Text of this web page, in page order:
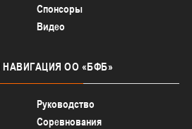
Спонсоры
Видео
НАВИГАЦИЯ ОО «БФБ»
Руководство
Соревнования